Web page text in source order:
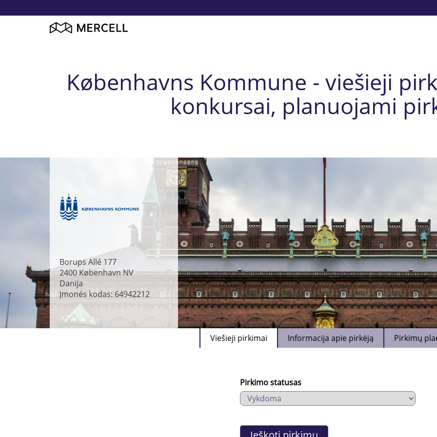
Københavns Kommune - viešieji
konkursai, planuojami
Borups Allé 177
2400København NV
Danija
Įmonės kodas: 64942212
Viešieji pirkimai Informacija apie pirkėją Pirkimų
Pirkimo statusas